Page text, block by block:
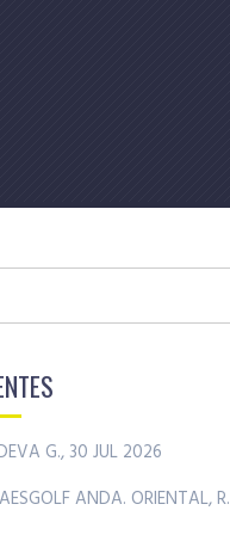
G., 30 JUL 2026
ANDA. ORIENTAL, R.